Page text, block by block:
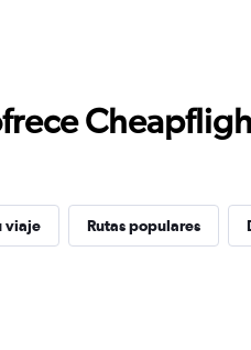
viaje Rutas populares